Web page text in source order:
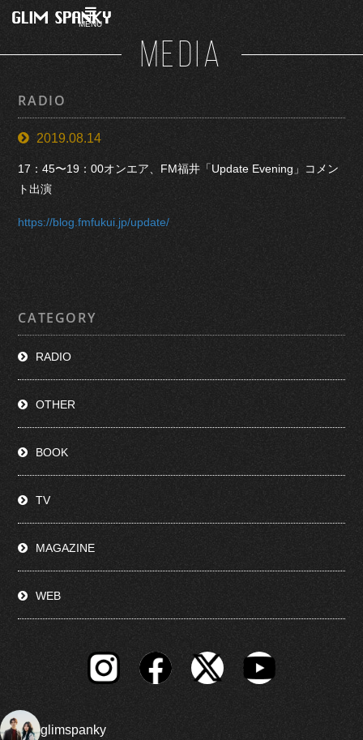
MENU
MEDIA
RADIO
2019.08.14
17：45〜19：00オンエア、FM福井「Update Evening」コメン
ト出演
https://blog.fmfukui.jp/update/
CATEGORY
RADIO
OTHER
BOOK
TV
MAGAZINE
WEB
glimspanky